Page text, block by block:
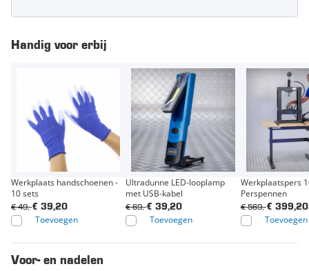
Handig voor erbij
Werkplaats handschoenen -
10 sets
€ 39,20
€ 49,-
Toevoegen
Ultradunne LED-looplamp
met USB-kabel
€ 39,20
€ 69,-
Toevoegen
Werkplaatspers
Perspennen
€ 399,20
€ 569,-
Toevoegen
Voor- en nadelen